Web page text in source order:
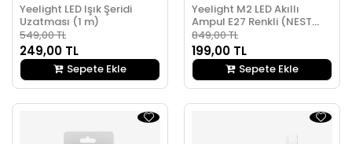
Yeelight LED Işık Şeridi
Uzatması (1 m)
549,00 TL
249,00 TL
Sepete Ekle
Yeelight M2 LED Akıllı
Ampul E27 Renkli (NEST
Cihazı Gerekli)
849,00 TL
199,00 TL
Sepete Ekle